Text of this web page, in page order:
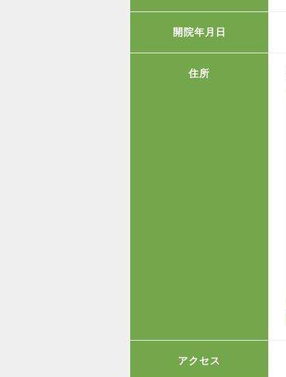
開院年月日
住所
アクセス